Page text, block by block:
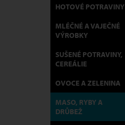
HOTOVÉ POTRAVINY
MLÉČNÉ A VAJEČNÉ
VÝROBKY
SUŠENÉ POTRAVINY,
CEREÁLIE
OVOCE A ZELENINA
MASO, RYBY A
DRŮBEŽ